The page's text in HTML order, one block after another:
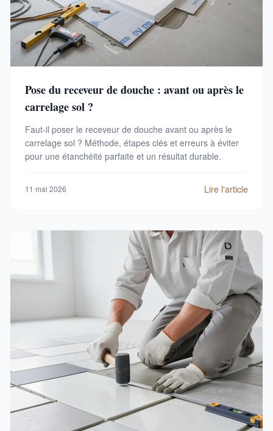
Pose du receveur de douche : avant ou après le
carrelage sol ?
Faut-il poser le receveur de douche avant ou après le
carrelage sol ? Méthode, étapes clés et erreurs à éviter
pour une étanchéité parfaite et un résultat durable.
11 mai 2026 Lire l'article